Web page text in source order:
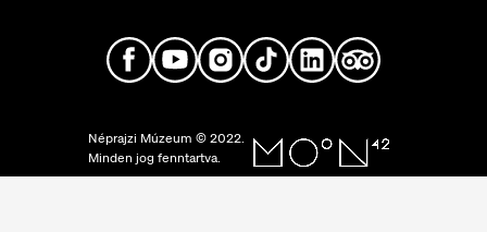
Néprajzi Múzeum © 2022.
Minden jog fenntartva.